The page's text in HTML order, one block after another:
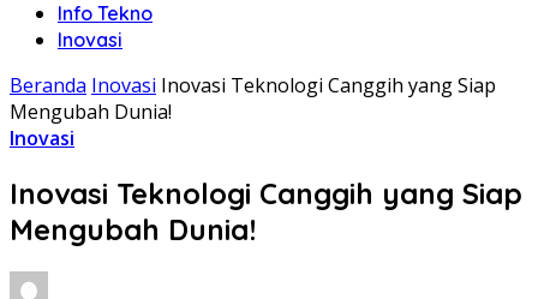
Info Tekno
Inovasi
Beranda Inovasi Inovasi Teknologi Canggih yang Siap
Mengubah Dunia!
Inovasi
Inovasi Teknologi Canggih yang Siap
Mengubah Dunia!